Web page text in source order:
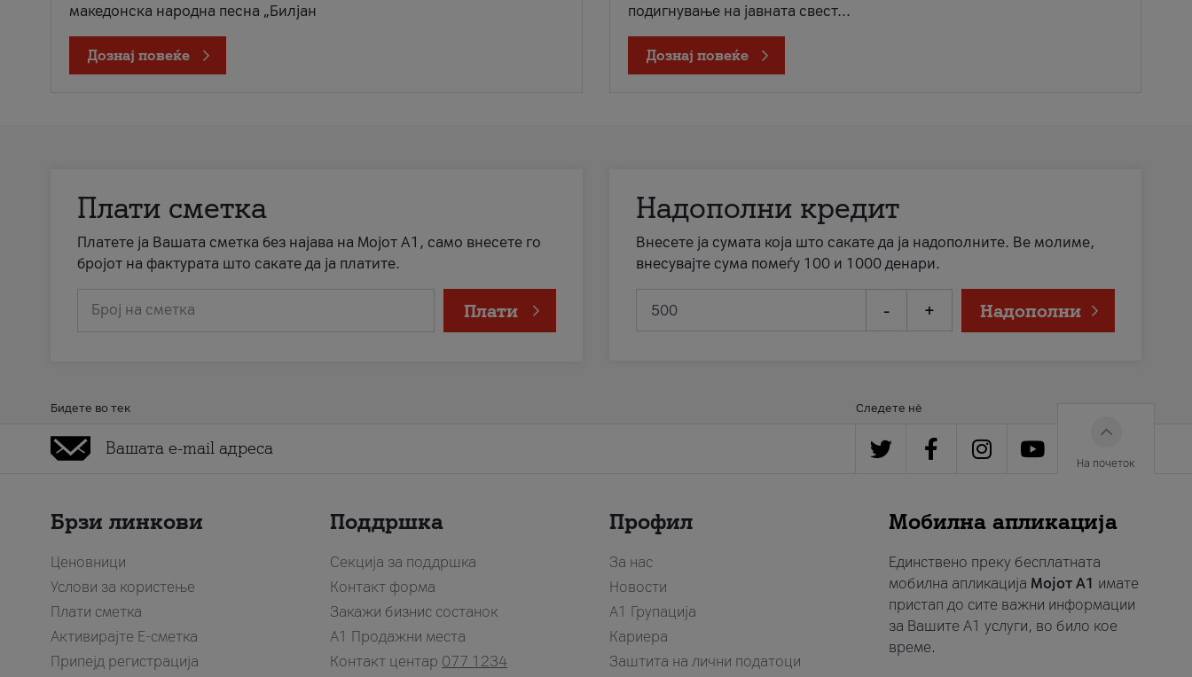
македонска народна песна „Билјан
Дознај повеќе
подигнување на јавната свест...
Дознај повеќе
Плати сметка
Платете ја Вашата сметка без најава на Мојот А1, само внесете го
бројот на фактурата што сакате да ја платите.
Број на сметка Плати
Надополни кредит
Внесете ја сумата која што сакате да ја надополните. Ве молиме,
внесувајте сума помеѓу 100 и 1000 денари.
- + Надополни
Бидете во тек Следете нè
На почеток
Брзи линкови
Ценовници
Услови за користење
Плати сметка
Активирајте Е-сметка
Припејд регистрација
Поддршка
Секција за поддршка
Контакт форма
Закажи бизнис состанок
A1 Продажни места
Контакт центар 077 1234
Профил
За нас
Новости
А1 Групација
Кариера
Заштита на лични податоци
Мобилна апликација
Единствено преку бесплатната
мобилна апликација Мојот A1 имате
пристап до сите важни информации
за Вашите A1 услуги, во било кое
време.